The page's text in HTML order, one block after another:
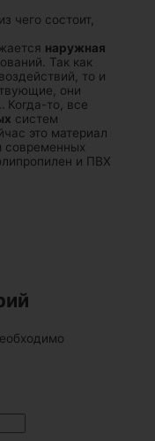
чего состоит,
наружная
Так как
воздействий, то и
они
Когда-то, все
систем
это материал
современных
и ПВХ